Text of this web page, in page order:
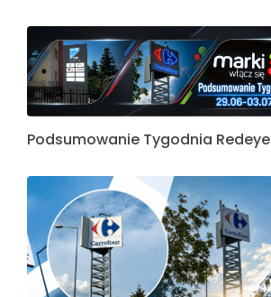
Podsumowanie Tygodnia Redeye